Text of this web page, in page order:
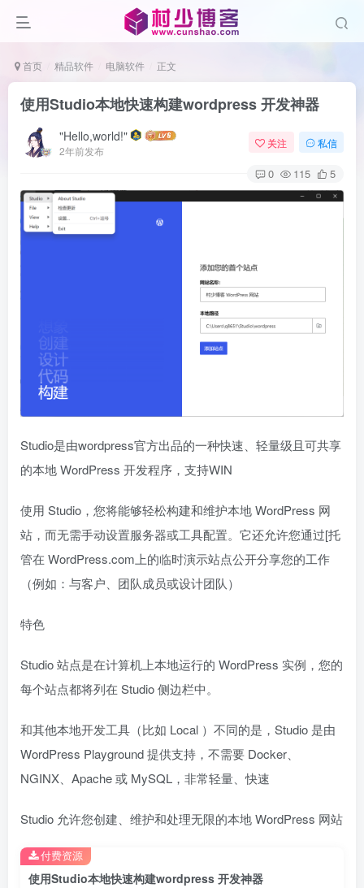
首页 精品软件 电脑软件 正文
使用Studio本地快速构建wordpress 开发神器
"Hello,world!"
2年前发布
关注 私信
0 115 5
Studio是由wordpress官方出品的一种快速、轻量级且可共享
的本地 WordPress 开发程序，支持WIN
使用 Studio，您将能够轻松构建和维护本地 WordPress 网
站，而无需手动设置服务器或工具配置。它还允许您通过[托
管在 WordPress.com上的临时演示站点公开分享您的工作
（例如：与客户、团队成员或设计团队）
特色
Studio 站点是在计算机上本地运行的 WordPress 实例，您的
每个站点都将列在 Studio 侧边栏中。
和其他本地开发工具（比如 Local ）不同的是，Studio 是由
WordPress Playground 提供支持，不需要 Docker、
NGINX、Apache 或 MySQL，非常轻量、快速
Studio 允许您创建、维护和处理无限的本地 WordPress 网站
使用Studio本地快速构建wordpress 开发神器
付费资源